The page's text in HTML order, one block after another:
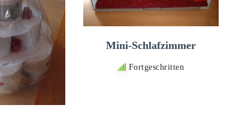
Mini-Schlafzimmer
Fortgeschritten